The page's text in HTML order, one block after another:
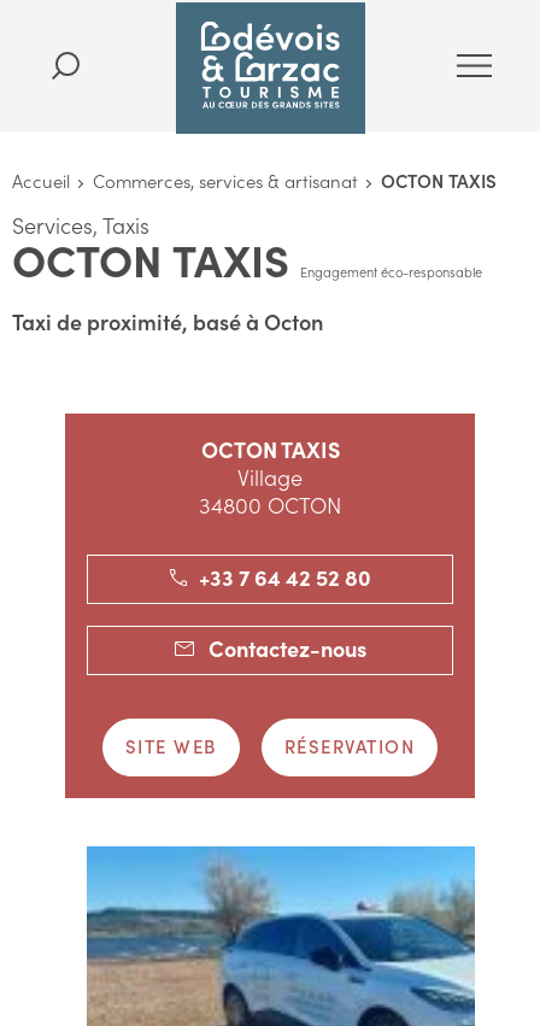
Accueil Commerces, services & artisanat OCTON TAXIS
Services, Taxis
OCTON TAXIS Engagement éco-responsable
Taxi de proximité, basé à Octon
OCTON TAXIS
Village
34800 OCTON
+33 7 64 42 52 80
Contactez-nous
SITE WEB RÉSERVATION